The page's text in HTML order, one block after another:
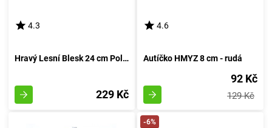
4.3
Hravý Lesní Blesk 24 cm Polesie - rudá
229 Kč
4.6
Autíčko HMYZ 8 cm - rudá
92 Kč
129 Kč
-6%